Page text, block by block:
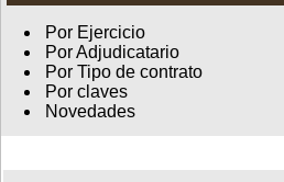
Por Ejercicio
Por Adjudicatario
Por Tipo de contrato
Por claves
Novedades